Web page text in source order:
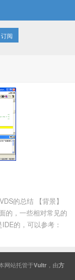
订阅
的总结 【背景】
的，一些相对常见的
的，可以参考：
网站托管于Vultr ，由方